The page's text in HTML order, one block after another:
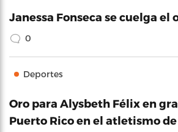
Janessa Fonseca se cuelga el
0
Deportes
Oro para Alysbeth Félix en
Puerto Rico en el atletismo de